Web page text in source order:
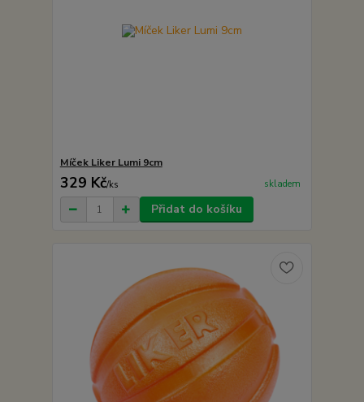
Míček Liker Lumi 9cm
329 Kč/ks skladem
Přidat do košíku